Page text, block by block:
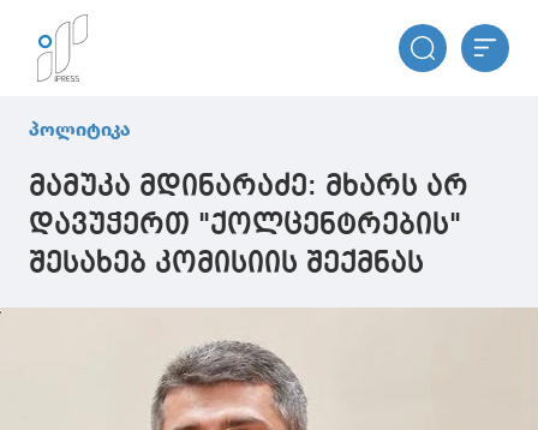
პოლიტიკა
მამუკა მდინარაძე: მხარს არ
დავუჭერთ "ქოლცენტრების"
შესახებ კომისიის შექმნას